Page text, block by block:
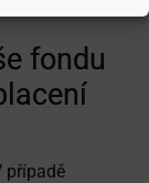
fondu
případě